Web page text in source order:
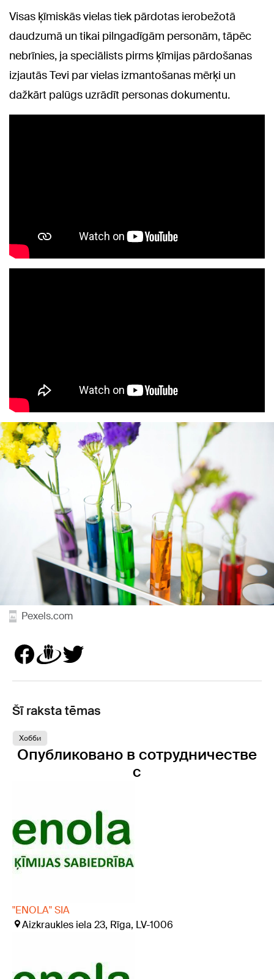
Visas ķīmiskās vielas tiek pārdotas ierobežotā
daudzumā un tikai pilngadīgām personām, tāpēc
nebrīnies, ja speciālists pirms ķīmijas pārdošanas
izjautās Tevi par vielas izmantošanas mērķi un
dažkārt palūgs uzrādīt personas dokumentu.
Pexels.com
Šī raksta tēmas
Хобби
Опубликовано в сотрудничестве
с
"ENOLA" SIA
Aizkraukles iela 23, Rīga, LV-1006